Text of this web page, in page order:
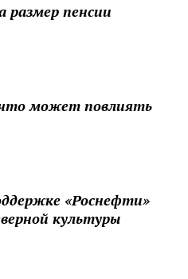
размер пенсии
что может повлиять
«Роснефти»
культуры